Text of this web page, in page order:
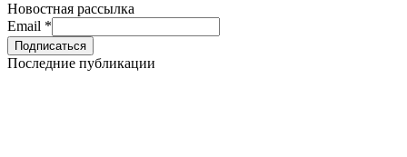
Новостная рассылка
Email *
Последние публикации